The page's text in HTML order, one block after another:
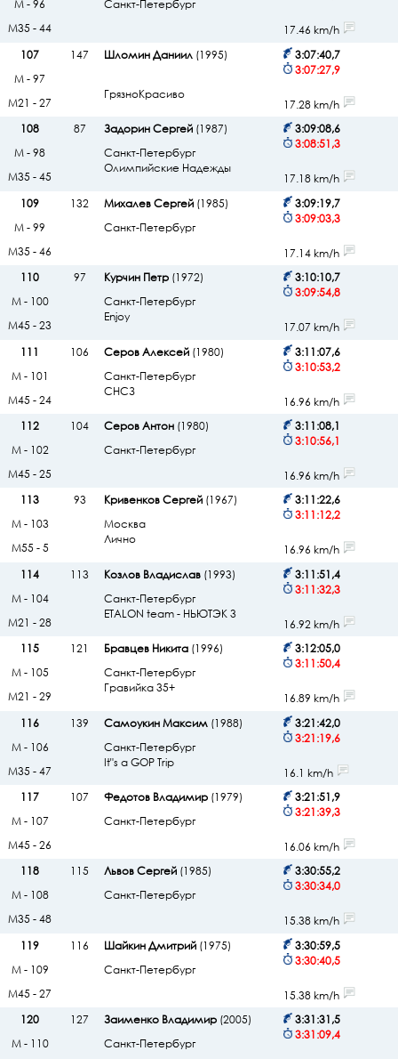
Санкт-Петербург
М - 96
М35 - 44
17.46 km/h
107
147 Шломин Даниил(1995)
ГрязноКрасиво
3:07:40,7
3:07:27,9
М - 97
М21 - 27
17.28 km/h
108
87 Задорин Сергей(1987)
Санкт-Петербург
Олимпийские Надежды
3:09:08,6
3:08:51,3
М - 98
М35 - 45
17.18 km/h
109
132 Михалев Сергей(1985)
Санкт-Петербург
3:09:19,7
3:09:03,3
М - 99
М35 - 46
17.14 km/h
110
97 Курчин Петр(1972)
Санкт-Петербург
Enjoy
3:10:10,7
3:09:54,8
М - 100
М45 - 23
17.07 km/h
111
106 Серов Алексей(1980)
Санкт-Петербург
СНСЗ
3:11:07,6
3:10:53,2
М - 101
М45 - 24
16.96 km/h
112
104 Серов Антон(1980)
Санкт-Петербург
3:11:08,1
3:10:56,1
М - 102
М45 - 25
16.96 km/h
113
93 Кривенков Сергей(1967)
Москва
Лично
3:11:22,6
3:11:12,2
М - 103
М55 - 5
16.96 km/h
114
113 Козлов Владислав(1993)
Санкт-Петербург
ETALON team - НЬЮТЭК 3
3:11:51,4
3:11:32,3
М - 104
М21 - 28
16.92 km/h
115
121 Бравцев Никита(1996)
Санкт-Петербург
Гравийка 35+
3:12:05,0
3:11:50,4
М - 105
М21 - 29
16.89 km/h
116
139 Самоукин Максим(1988)
Санкт-Петербург
It"s a GOP Trip
3:21:42,0
3:21:19,6
М - 106
М35 - 47
16.1 km/h
117
107 Федотов Владимир(1979)
Санкт-Петербург
3:21:51,9
3:21:39,3
М - 107
М45 - 26
16.06 km/h
118
115 Львов Сергей(1985)
Санкт-Петербург
3:30:55,2
3:30:34,0
М - 108
М35 - 48
15.38 km/h
119
116 Шайкин Дмитрий(1975)
Санкт-Петербург
3:30:59,5
3:30:40,5
М - 109
М45 - 27
15.38 km/h
120
127 Заименко Владимир(2005)
Санкт-Петербург
3:31:31,5
3:31:09,4
М - 110